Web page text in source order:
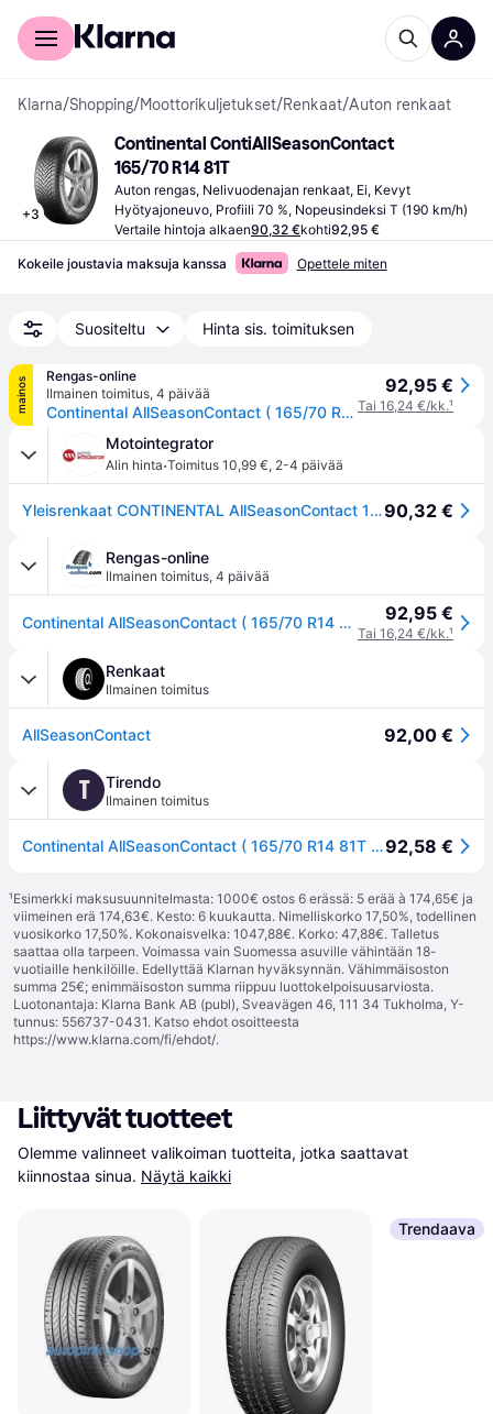
Kuluttajille
Klarna/Shopping/Moottorikuljetukset/Renkaat/Auton renkaat
+3
Continental ContiAllSeasonContact
165/70 R14 81T
Auton rengas, Nelivuodenajan renkaat, Ei, Kevyt
Hyötyajoneuvo, Profiili 70 %, Nopeusindeksi T (190 km/h)
Vertaile hintoja alkaen90,32 €kohti92,95 €
Kokeile joustavia maksuja kanssa Opettele miten
Suositeltu Hinta sis. toimituksen
mainos
Rengas-online
Ilmainen toimitus, 4 päivää
Continental AllSeasonContact ( 165/70 R14 81T EVc )
92,95 €
Tai 16,24 €/kk.¹
Motointegrator
Alin hinta·Toimitus 10,99 €, 2-4 päivää
Yleisrenkaat CONTINENTAL AllSeasonContact 165/70R14 81T90,32 €
Rengas-online
Ilmainen toimitus, 4 päivää
Continental AllSeasonContact ( 165/70 R14 81T EVc ) 92,95 €
Tai 16,24 €/kk.¹
Renkaat
Ilmainen toimitus
AllSeasonContact 92,00 €
T Tirendo
Ilmainen toimitus
Continental AllSeasonContact ( 165/70 R14 81T EVc )92,58 €
¹Esimerkki maksusuunnitelmasta: 1000€ ostos 6 erässä: 5 erää à 174,65€ ja
viimeinen erä 174,63€. Kesto: 6 kuukautta. Nimelliskorko 17,50%, todellinen
vuosikorko 17,50%. Kokonaisvelka: 1047,88€. Korko: 47,88€. Talletus
saattaa olla tarpeen. Voimassa vain Suomessa asuville vähintään 18-
vuotiaille henkilöille. Edellyttää Klarnan hyväksynnän. Vähimmäisoston
summa 25€; enimmäisoston summa riippuu luottokelpoisuusarviosta.
Luotonantaja: Klarna Bank AB (publ), Sveavägen 46, 111 34 Tukholma, Y-
tunnus: 556737-0431. Katso ehdot osoitteesta
https://www.klarna.com/fi/ehdot/.
Liittyvät tuotteet
Olemme valinneet valikoiman tuotteita, jotka saattavat
kiinnostaa sinua. Näytä kaikki
Trendaava